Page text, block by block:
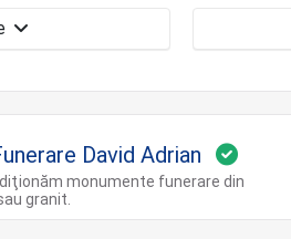
David Adrian
monumente funerare din
granit.